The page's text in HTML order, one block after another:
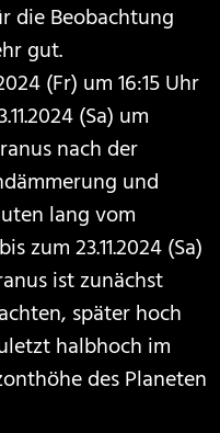
die Beobachtung
gut.
(Fr) um 16:15 Uhr
(Sa) um
nach der
und
lang vom
zum 23.11.2024 (Sa)
ist zunächst
später hoch
halbhoch im
des Planeten